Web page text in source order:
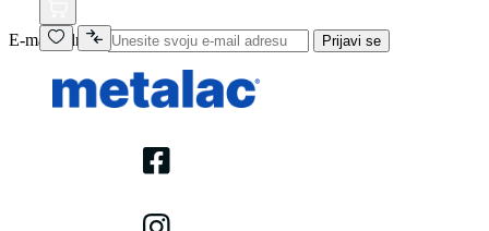
E-mail adresa Prijavi se